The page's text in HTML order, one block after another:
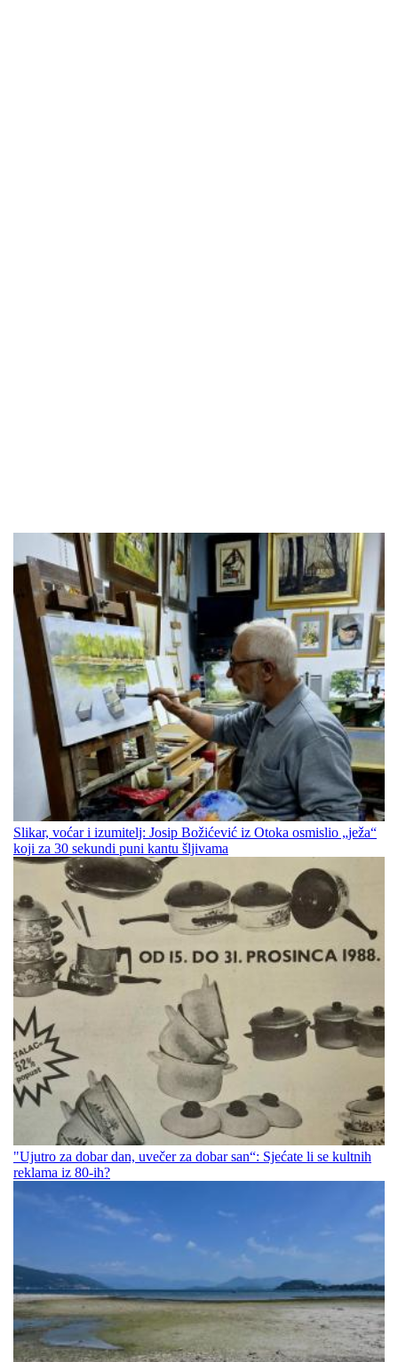
Slikar, voćar i izumitelj: Josip Božićević iz Otoka osmislio „ježa“
koji za 30 sekundi puni kantu šljivama
"Ujutro za dobar dan, uvečer za dobar san“: Sjećate li se kultnih
reklama iz 80-ih?